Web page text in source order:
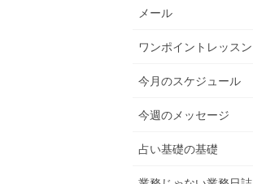
メール
ワンポイントレッスン
今月のスケジュール
今週のメッセージ
占い基礎の基礎